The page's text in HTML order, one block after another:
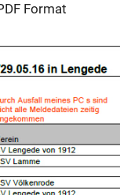
Format